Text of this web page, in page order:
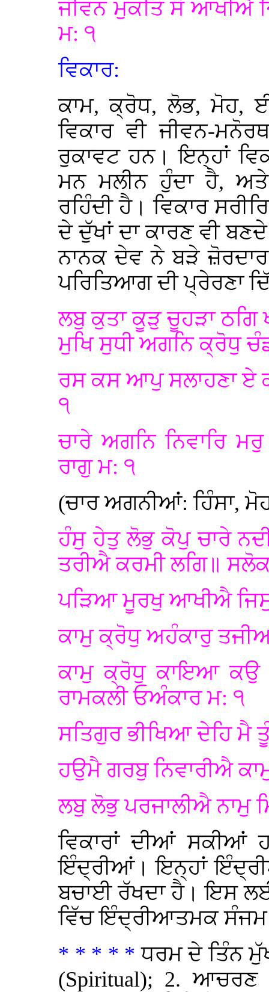
ਜੀਵਨ ਮੁਕਤਿ ਸੋ ਆਖੀਐ
ਮ: ੧
ਵਿਕਾਰ:
ਕਾਮ, ਕ੍ਰੋਧ, ਲੋਭ, ਮੋਹ,
ਵਿਕਾਰ ਵੀ ਜੀਵਨ-
ਰੁਕਾਵਟ ਹਨ। ਇਨ੍ਹਾਂ
ਮਨ ਮਲੀਨ ਹੁੰਦਾ ਹੈ,
ਰਹਿੰਦੀ ਹੈ। ਵਿਕਾਰ
ਦੇ ਦੁੱਖਾਂ ਦਾ ਕਾਰਣ ਵੀ
ਨਾਨਕ ਦੇਵ ਨੇ ਬੜੇ
ਪਰਿਤਿਆਗ ਦੀ ਪ੍ਰੇਰਣਾ
ਲਬੁ ਕੁਤਾ ਕੂੜੁ ਚੂਹੜਾ ਠਗਿ
ਮੁਖਿ ਸੁਧੀ ਅਗਨਿ ਕ੍ਰੋਧੁ
ਰਸ ਕਸ ਆਪੁ ਸਲਾਹਣਾ ਏ
੧
ਚਾਰੇ ਅਗਨਿ ਨਿਵਾਰਿ
ਰਾਗੁ ਮ: ੧
(ਚਾਰ ਅਗਨੀਆਂ: ਹਿੰਸਾ,
ਹੰਸੁ ਹੇਤੁ ਲੋਭੁ ਕੋਪੁ ਚਾਰੇ
ਤਰੀਐ ਕਰਮੀ ਲਗਿ॥
ਪੜਿਆ ਮੂਰਖੁ ਆਖੀਐ
ਕਾਮੁ ਕ੍ਰੋਧੁ ਅਹੰਕਾਰੁ
ਕਾਮੁ ਕ੍ਰੋਧੁ ਕਾਇਆ ਕਉ
ਰਾਮਕਲੀ ਓਅੰਕਾਰ ਮ: ੧
ਸਤਿਗੁਰ ਭੀਖਿਆ ਦੇਹਿ ਮੈ
ਹਉਮੈ ਗਰਬੁ ਨਿਵਾਰੀਐ
ਲਬੁ ਲੋਭੁ ਪਰਜਾਲੀਐ ਨਾਮੁ
ਵਿਕਾਰਾਂ ਦੀਆਂ
ਇੰਦ੍ਰੀਆਂ। ਇਨ੍ਹਾਂ
ਬਚਾਈ ਰੱਖਦਾ ਹੈ। ਇਸ
ਵਿੱਚ ਇੰਦ੍ਰੀਆਤਮਕ ਸੰਜਮ
* * * * * ਧਰਮ ਦੇ ਤਿੰਨ
(Spiritual); 2. ਆਚਰਣ